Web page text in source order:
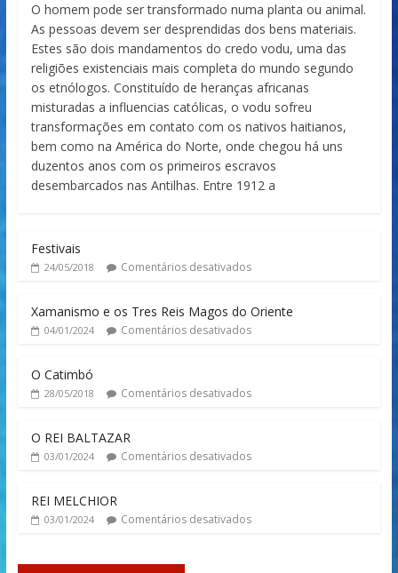
O homem pode ser transformado numa planta ou animal.
As pessoas devem ser desprendidas dos bens materiais.
Estes são dois mandamentos do credo vodu, uma das
religiões existenciais mais completa do mundo segundo
os etnólogos. Constituído de heranças africanas
misturadas a influencias católicas, o vodu sofreu
transformações em contato com os nativos haitianos,
bem como na América do Norte, onde chegou há uns
duzentos anos com os primeiros escravos
desembarcados nas Antilhas. Entre 1912 a
Festivais
24/05/2018 Comentários desativados
Xamanismo e os Tres Reis Magos do Oriente
04/01/2024 Comentários desativados
O Catimbó
28/05/2018 Comentários desativados
O REI BALTAZAR
03/01/2024 Comentários desativados
REI MELCHIOR
03/01/2024 Comentários desativados